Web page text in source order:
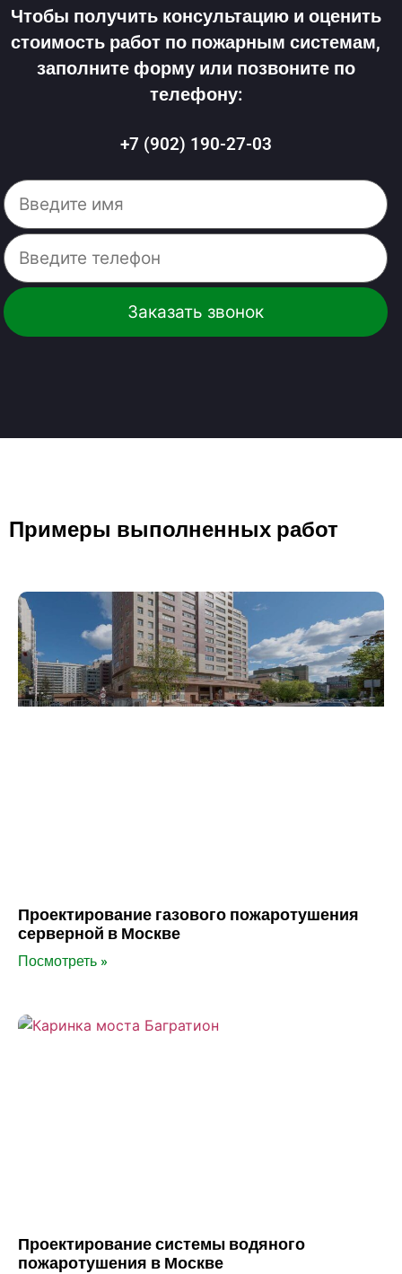
Чтобы получить консультацию и оценить
стоимость работ по пожарным системам,
заполните форму или позвоните по
телефону:
+7 (902) 190-27-03
Примеры выполненных работ
Проектирование газового пожаротушения
серверной в Москве
Посмотреть »
Проектирование системы водяного
пожаротушения в Москве